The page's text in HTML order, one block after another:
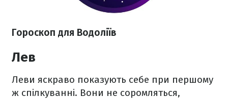
Гороскоп для Водоліїв
Лев
Леви яскраво показують себе при першому
ж спілкуванні. Вони не соромляться,